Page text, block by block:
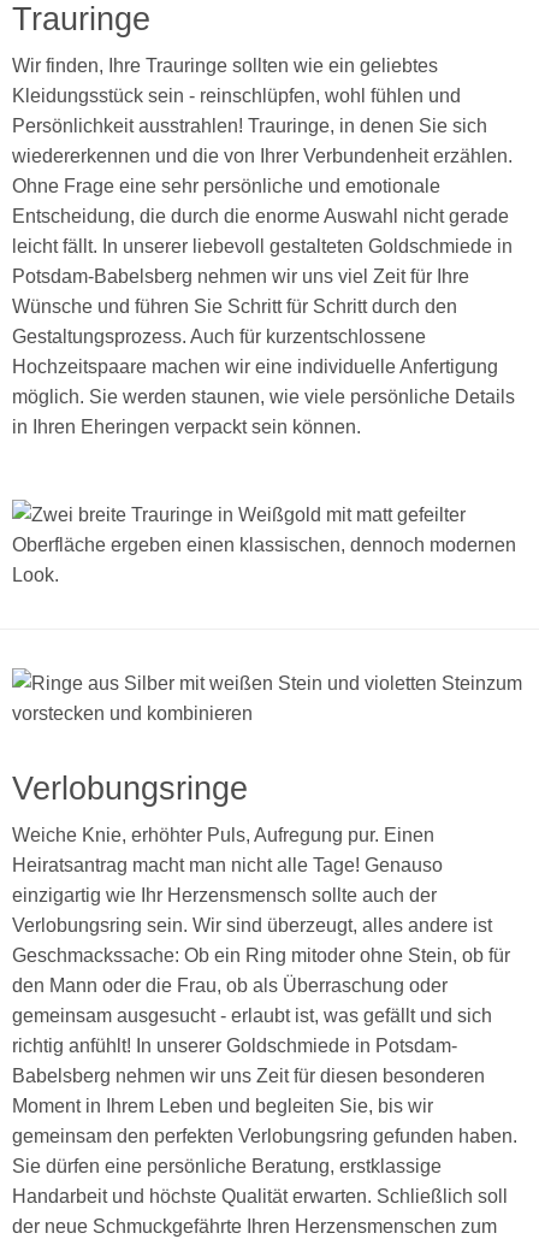
Trauringe
Wir finden, Ihre Trauringe sollten wie ein geliebtes
Kleidungsstück sein - reinschlüpfen, wohl fühlen und
Persönlichkeit ausstrahlen! Trauringe, in denen Sie sich
wiedererkennen und die von Ihrer Verbundenheit erzählen.
Ohne Frage eine sehr persönliche und emotionale
Entscheidung, die durch die enorme Auswahl nicht gerade
leicht fällt. In unserer liebevoll gestalteten Goldschmiede in
Potsdam-Babelsberg nehmen wir uns viel Zeit für Ihre
Wünsche und führen Sie Schritt für Schritt durch den
Gestaltungsprozess. Auch für kurzentschlossene
Hochzeitspaare machen wir eine individuelle Anfertigung
möglich. Sie werden staunen, wie viele persönliche Details
in Ihren Eheringen verpackt sein können.
Verlobungsringe
Weiche Knie, erhöhter Puls, Aufregung pur. Einen
Heiratsantrag macht man nicht alle Tage! Genauso
einzigartig wie Ihr Herzensmensch sollte auch der
Verlobungsring sein. Wir sind überzeugt, alles andere ist
Geschmackssache: Ob ein Ring mitoder ohne Stein, ob für
den Mann oder die Frau, ob als Überraschung oder
gemeinsam ausgesucht - erlaubt ist, was gefällt und sich
richtig anfühlt! In unserer Goldschmiede in Potsdam-
Babelsberg nehmen wir uns Zeit für diesen besonderen
Moment in Ihrem Leben und begleiten Sie, bis wir
gemeinsam den perfekten Verlobungsring gefunden haben.
Sie dürfen eine persönliche Beratung, erstklassige
Handarbeit und höchste Qualität erwarten. Schließlich soll
der neue Schmuckgefährte Ihren Herzensmenschen zum